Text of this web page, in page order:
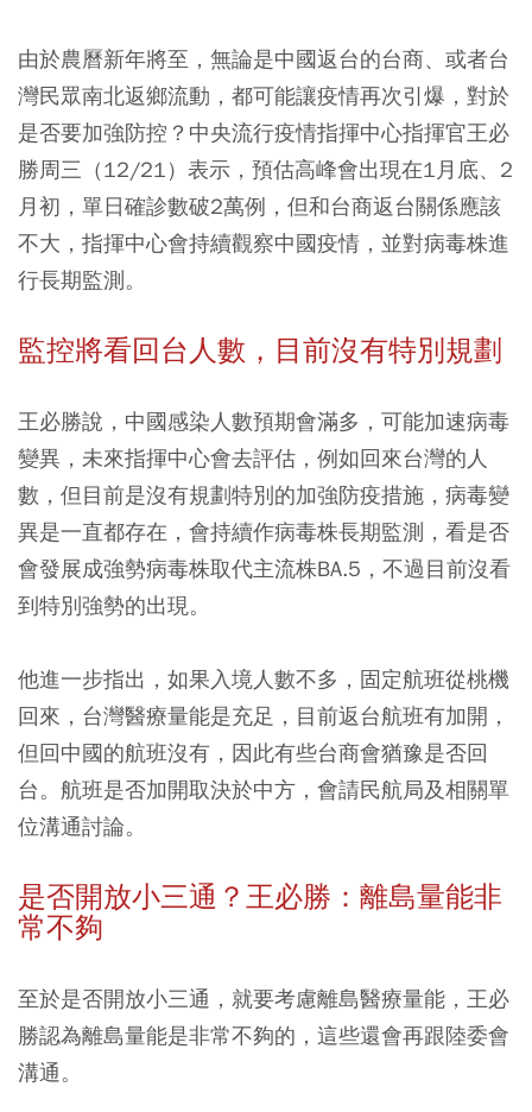
由於農曆新年將至，無論是中國返台的台商、或者台
灣民眾南北返鄉流動，都可能讓疫情再次引爆，對於
是否要加強防控？中央流行疫情指揮中心指揮官王必
勝周三（12/21）表示，預估高峰會出現在1月底、2
月初，單日確診數破2萬例，但和台商返台關係應該
不大，指揮中心會持續觀察中國疫情，並對病毒株進
行長期監測。
監控將看回台人數，目前沒有特別規劃
王必勝說，中國感染人數預期會滿多，可能加速病毒
變異，未來指揮中心會去評估，例如回來台灣的人
數，但目前是沒有規劃特別的加強防疫措施，病毒變
異是一直都存在，會持續作病毒株長期監測，看是否
會發展成強勢病毒株取代主流株BA.5，不過目前沒看
到特別強勢的出現。
他進一步指出，如果入境人數不多，固定航班從桃機
回來，台灣醫療量能是充足，目前返台航班有加開，
但回中國的航班沒有，因此有些台商會猶豫是否回
台。航班是否加開取決於中方，會請民航局及相關單
位溝通討論。
是否開放小三通？王必勝：離島量能非
常不夠
至於是否開放小三通，就要考慮離島醫療量能，王必
勝認為離島量能是非常不夠的，這些還會再跟陸委會
溝通。